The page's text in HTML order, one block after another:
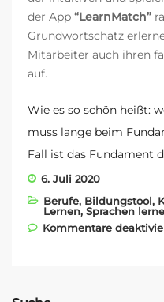
der App “LearnMatch”
Grundwortschatz
Mitarbeiter auch ihren
auf.
Wie es so schön heißt:
muss lange beim
Fall ist das Fundament
6. Juli 2020
Berufe, Bildungstool,
Lernen, Sprachen
Kommentare